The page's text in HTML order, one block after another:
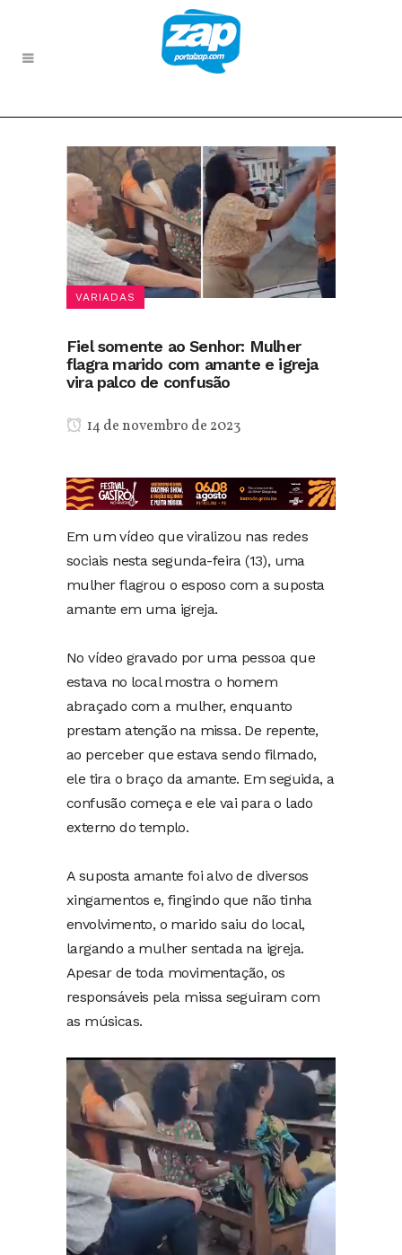
VARIADAS
Fiel somente ao Senhor: Mulher
flagra marido com amante e igreja
vira palco de confusão
14 de novembro de 2023
Em um vídeo que viralizou nas redes
sociais nesta segunda-feira (13), uma
mulher flagrou o esposo com a suposta
amante em uma igreja.
No vídeo gravado por uma pessoa que
estava no local mostra o homem
abraçado com a mulher, enquanto
prestam atenção na missa. De repente,
ao perceber que estava sendo filmado,
ele tira o braço da amante. Em seguida, a
confusão começa e ele vai para o lado
externo do templo.
A suposta amante foi alvo de diversos
xingamentos e, fingindo que não tinha
envolvimento, o marido saiu do local,
largando a mulher sentada na igreja.
Apesar de toda movimentação, os
responsáveis pela missa seguiram com
as músicas.
Tocador
de
vídeo